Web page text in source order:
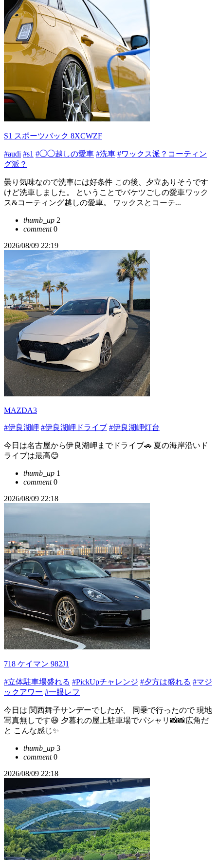
S1 スポーツバック 8XCWZF
#audi #s1 #◯◯越しの愛車 #洗車 #ワックス派？コーティン
グ派？
曇り気味なので洗車には好条件 この後、夕立ありそうです
けど洗車しました。 ということでバケツごしの愛車ワック
ス&コーティング越しの愛車。 ワックスとコーテ...
thumb_up 2
comment0
2026/08/09 22:19
MAZDA3
#伊良湖岬 #伊良湖岬ドライブ #伊良湖岬灯台
今日は名古屋から伊良湖岬までドライブ🚗 夏の海岸沿いド
ライブは最高😊
thumb_up 1
comment0
2026/08/09 22:18
718 ケイマン 982J1
#立体駐車場盛れる #PickUpチャレンジ #夕方は盛れる #マジ
ックアワー #一眼レフ
今日は 関西舞子サンデーでしたが、 同乗で行ったので 現地
写真無しです😆 夕暮れの屋上駐車場でパシャリ📸📸広角だ
と こんな感じ✨
thumb_up 3
comment0
2026/08/09 22:18